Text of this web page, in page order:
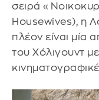
σειρά
Housewives), η
πλέον είναι μία
του Χόλιγουντ